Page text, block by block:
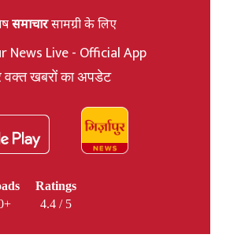
समाचारसामग्री के लिए
News Live - Official App
वक्त खबरों का अपडेट
Ratings
4.4 / 5